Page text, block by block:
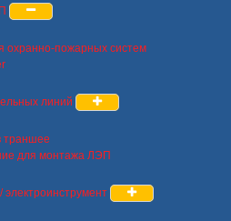
охранно-пожарных систем
линий
траншее
для монтажа ЛЭП